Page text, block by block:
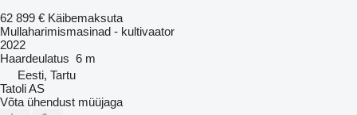
62 899 € Käibemaksuta
Mullaharimismasinad - kultivaator
2022
Haardeulatus 6 m
Eesti, Tartu
Tatoli AS
Võta ühendust müüjaga